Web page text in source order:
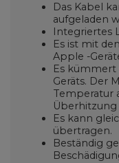
Das Kabel
aufgeladen
Integriertes
Es ist mit
Apple -
Es kümmert
Geräts. Der
Temperatur
Es kann
übertragen.
Beständig